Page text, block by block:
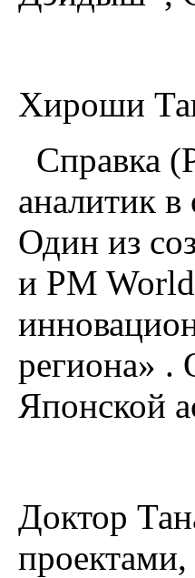
Хироши
Справка
аналитик в
Один из
и PM
региона» .
Японской
Доктор